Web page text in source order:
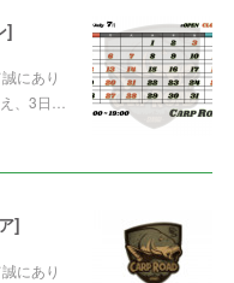
]
にあり
、3日…
]
にあり